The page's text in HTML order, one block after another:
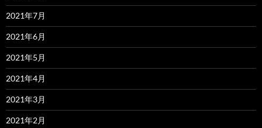
2021年7月
2021年6月
2021年5月
2021年4月
2021年3月
2021年2月